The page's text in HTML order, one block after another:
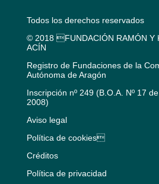
Todos los derechos reservados
© 2018 FUNDACIÓN RAMÓN Y
ACÍN
Registro de Fundaciones de la
Autónoma de Aragón
Inscripción nº 249 (B.O.A. Nº 17
2008)
Aviso legal
Política de cookies
Créditos
Política de privacidad